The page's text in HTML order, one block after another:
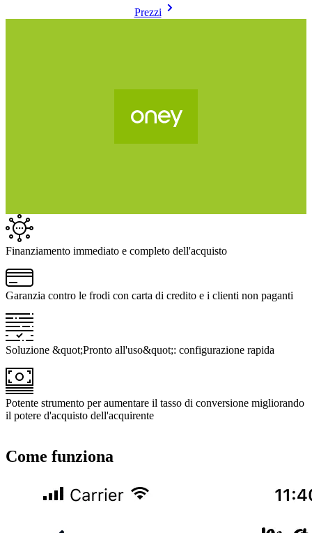
Prezzi
Finanziamento immediato e completo dell'acquisto
Garanzia contro le frodi con carta di credito e i clienti non paganti
Soluzione &quot;Pronto all'uso&quot;: configurazione rapida
Potente strumento per aumentare il tasso di conversione migliorando
il potere d'acquisto dell'acquirente
Come funziona